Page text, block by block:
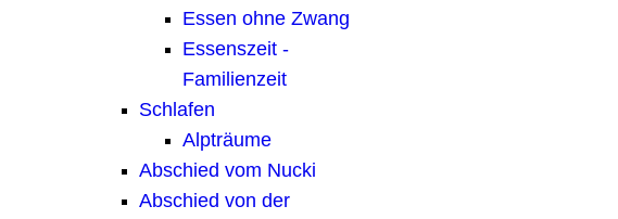
Essen ohne Zwang
Essenszeit -
Familienzeit
Schlafen
Alpträume
Abschied vom Nucki
Abschied von der